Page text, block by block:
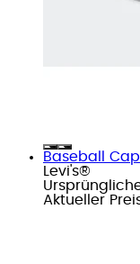
Baseball Cap
Levi's®
Aktueller